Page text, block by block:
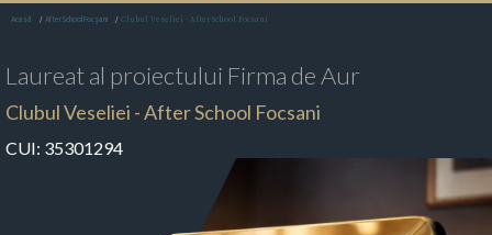
Acasă After School Focşani Clubul Veseliei - After School Focsani
Laureat al proiectului Firma de Aur
Clubul Veseliei - After School Focsani
CUI: 35301294